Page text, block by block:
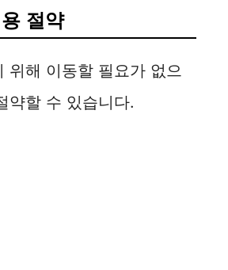
절약
위해 이동할 필요가 없으
약할 수 있습니다.